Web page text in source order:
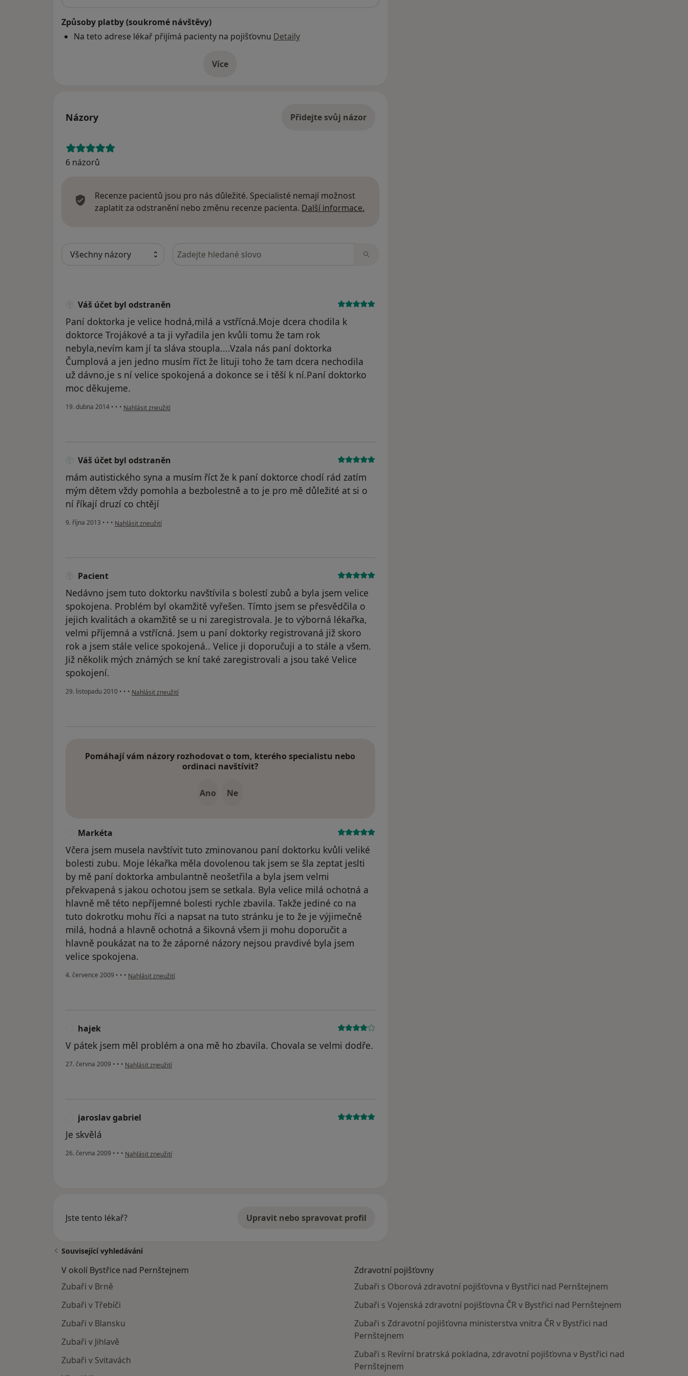
Způsoby platby (soukromé návštěvy)
Na teto adrese lékař přijímá pacienty na pojišťovnu Detaily
Víceo adrese
Názory Přidejte svůj názor
6 názorů
Recenze pacientů jsou pro nás důležité. Specialisté nemají možnost
zaplatit za odstranění nebo změnu recenze pacienta. Další informace.
Hledejte v názorech
Váš účet byl odstraněn
Paní doktorka je velice hodná,milá a vstřícná.Moje dcera chodila k
doktorce Trojákové a ta ji vyřadila jen kvůli tomu že tam rok
nebyla,nevím kam jí ta sláva stoupla....Vzala nás paní doktorka
Čumplová a jen jedno musím říct že lituji toho že tam dcera nechodila
už dávno,je s ní velice spokojená a dokonce se i těší k ní.Paní doktorko
moc děkujeme.
19. dubna 2014 • • • podle názoru uživatele Váš účet byl odstraněn
Nahlásit zneužití
Váš účet byl odstraněn
mám autistického syna a musím říct že k paní doktorce chodí rád zatím
mým dětem vždy pomohla a bezbolestně a to je pro mě důležité at si o
ní říkají druzí co chtějí
9. října 2013 • • • podle názoru uživatele Váš účet byl odstraněn
Nahlásit zneužití
Pacient
Nedávno jsem tuto doktorku navštívila s bolestí zubů a byla jsem velice
spokojena. Problém byl okamžitě vyřešen. Tímto jsem se přesvědčila o
jejich kvalitách a okamžitě se u ni zaregistrovala. Je to výborná lékařka,
velmi příjemná a vstřícná. Jsem u paní doktorky registrovaná již skoro
rok a jsem stále velice spokojená.. Velice ji doporučuji a to stále a všem.
Již několik mých známých se kní také zaregistrovali a jsou také Velice
spokojení.
29. listopadu 2010 • • • podle názoru uživatele Pacient
Nahlásit zneužití
Pomáhají vám názory rozhodovat o tom, kterého specialistu nebo
ordinaci navštívit?
Ano Ne
Markéta
Včera jsem musela navštívit tuto zminovanou paní doktorku kvůli veliké
bolesti zubu. Moje lékařka měla dovolenou tak jsem se šla zeptat jeslti
by mě paní doktorka ambulantně neošetřila a byla jsem velmi
překvapená s jakou ochotou jsem se setkala. Byla velice milá ochotná a
hlavně mě této nepříjemné bolesti rychle zbavila. Takže jediné co na
tuto dokrotku mohu říci a napsat na tuto stránku je to že je výjimečně
milá, hodná a hlavně ochotná a šikovná všem ji mohu doporučit a
hlavně poukázat na to že záporné názory nejsou pravdivé byla jsem
velice spokojena.
4. července 2009 • • • podle názoru uživatele Markéta
Nahlásit zneužití
hajek
V pátek jsem měl problém a ona mě ho zbavila. Chovala se velmi dodře.
27. června 2009 • • • podle názoru uživatele hajek
Nahlásit zneužití
jaroslav gabriel
Je skvělá
26. června 2009 • • • podle názoru uživatele jaroslav gabriel
Nahlásit zneužití
Jste tento lékař? Upravit nebo spravovat profil
Související vyhledávání
V okolí Bystřice nad Pernštejnem
Zubaři v Brně
Zubaři v Třebíči
Zubaři v Blansku
Zubaři v Jihlavě
Zubaři v Svitavách
Zdravotní pojišťovny
Zubaři s Oborová zdravotní pojišťovna v Bystřici nad Pernštejnem
Zubaři s Vojenská zdravotní pojišťovna ČR v Bystřici nad Pernštejnem
Zubaři s Zdravotní pojišťovna ministerstva vnitra ČR v Bystřici nad
Pernštejnem
Zubaři s Revírní bratrská pokladna, zdravotní pojišťovna v Bystřici nad
Pernštejnem